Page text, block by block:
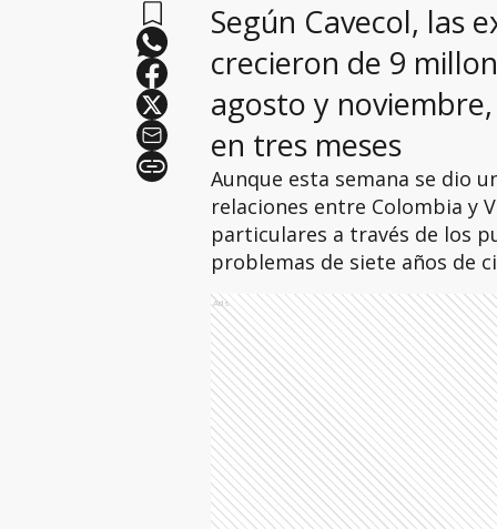
Según Cavecol, las
crecieron de 9
agosto y
en tres meses
Aunque esta semana se dio
relaciones entre Colombia y
particulares a través de los
problemas de siete años de
Ads